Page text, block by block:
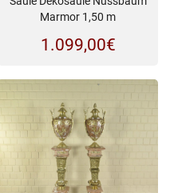
Marmor 1,50 m
1.099,00€